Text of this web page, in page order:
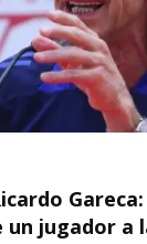
jugador a